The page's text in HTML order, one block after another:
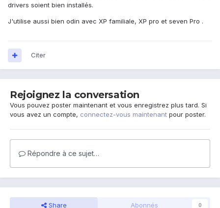
drivers soient bien installés.
J'utilise aussi bien odin avec XP familiale, XP pro et seven Pro .
Citer
Rejoignez la conversation
Vous pouvez poster maintenant et vous enregistrez plus tard. Si
vous avez un compte, connectez-vous maintenant pour poster.
Répondre à ce sujet…
Share Abonnés 0